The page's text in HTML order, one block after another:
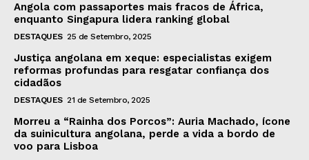
Angola com passaportes mais fracos de África,
enquanto Singapura lidera ranking global
DESTAQUES 25 de Setembro, 2025
Justiça angolana em xeque: especialistas exigem
reformas profundas para resgatar confiança dos
cidadãos
DESTAQUES 21 de Setembro, 2025
Morreu a “Rainha dos Porcos”: Auria Machado, ícone
da suinicultura angolana, perde a vida a bordo de
voo para Lisboa